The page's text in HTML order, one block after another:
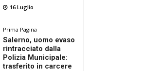
16 Luglio
Prima Pagina
Salerno, uomo evaso
rintracciato dalla
Polizia Municipale:
trasferito in carcere